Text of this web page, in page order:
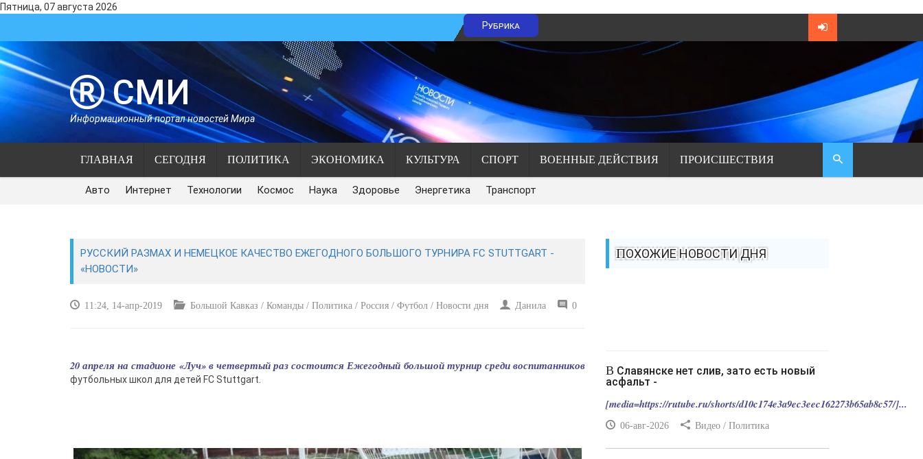
Пятница, 07 августа 2026
Рубрика
СМИ
Информационный портал новостей Мира
ГЛАВНАЯ СЕГОДНЯ ПОЛИТИКА ЭКОНОМИКА КУЛЬТУРА СПОРТ ВОЕННЫЕ ДЕЙСТВИЯ ПРОИСШЕСТВИЯ
Авто Интернет Технологии Космос Наука Здоровье Энергетика Транспорт
РУССКИЙ РАЗМАХ И НЕМЕЦКОЕ КАЧЕСТВО ЕЖЕГОДНОГО БОЛЬШОГО ТУРНИРА FC STUTTGART -
«НОВОСТИ»
11:24, 14-апр-2019 Большой Кавказ / Команды / Политика / Россия / Футбол / Новости дня Данила 0
20 апреля на стадионе «Луч» в четвертый раз состоится Ежегодный большой турнир среди воспитанников
футбольных школ для детей FC Stuttgart.
ПОХОЖИЕ НОВОСТИ ДНЯ
В Славянске нет слив, зато есть новый
асфальт -
[media=https://rutube.ru/shorts/d10c174e3a9ec3eec162273b65ab8c57/]...
06-авг-2026 Видео / Политика